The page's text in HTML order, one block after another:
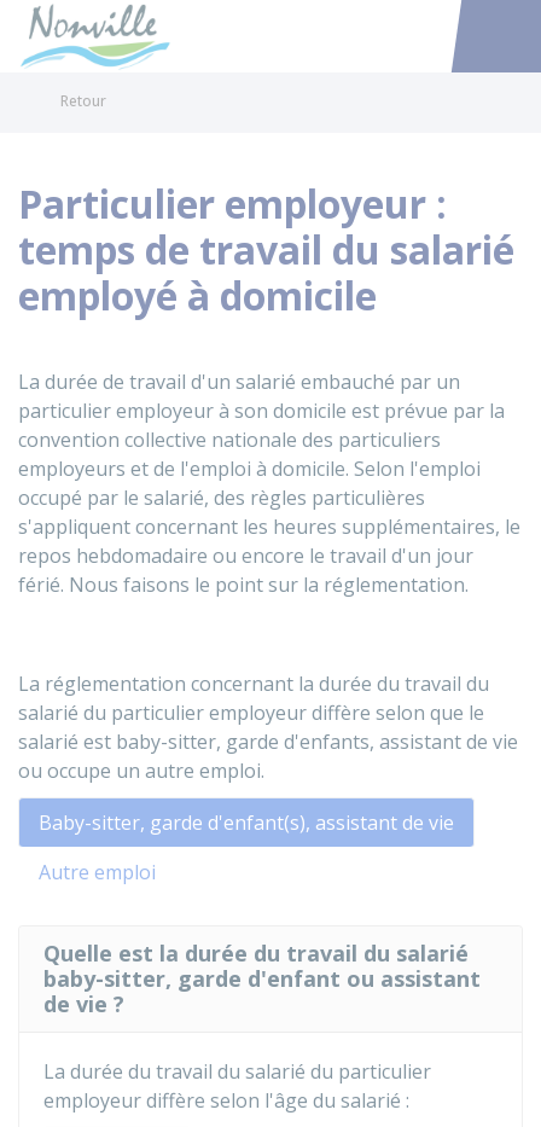
Accéder
Retour
Particulier employeur :
temps de travail du salarié
employé à domicile
La durée de travail d'un salarié embauché par un
particulier employeur à son domicile est prévue par la
convention collective nationale des particuliers
employeurs et de l'emploi à domicile. Selon l'emploi
occupé par le salarié, des règles particulières
s'appliquent concernant les heures supplémentaires, le
repos hebdomadaire ou encore le travail d'un jour
férié. Nous faisons le point sur la réglementation.
La réglementation concernant la durée du travail du
salarié du particulier employeur diffère selon que le
salarié est baby-sitter, garde d'enfants, assistant de vie
ou occupe un autre emploi.
Baby-sitter, garde d'enfant(s), assistant de vie
Autre emploi
Quelle est la durée du travail du salarié
baby-sitter, garde d'enfant ou assistant
de vie ?
La durée du travail du salarié du particulier
employeur diffère selon l'âge du salarié :